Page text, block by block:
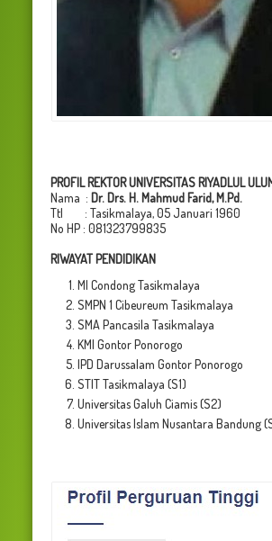
PROFIL REKTOR UNIVERSITAS RIYADLUL
Nama : Dr. Drs. H. Mahmud Farid, M.Pd.
Ttl : Tasikmalaya,05 Januari 1960
No HP : 081323799835
RIWAYAT PENDIDIKAN
MI Condong Tasikmalaya
SMPN 1 Cibeureum Tasikmalaya
SMA Pancasila Tasikmalaya
KMI Gontor Ponorogo
IPD Darussalam Gontor Ponorogo
STIT Tasikmalaya (S1)
Universitas Galuh Ciamis (S2)
Universitas Islam Nusantara Bandung